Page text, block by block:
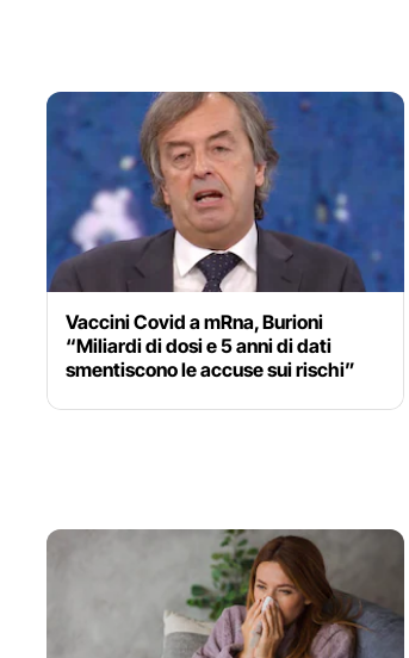
Vaccini Covid a mRna, Burioni
“Miliardi di dosi e 5 anni di dati
smentiscono le accuse sui rischi”